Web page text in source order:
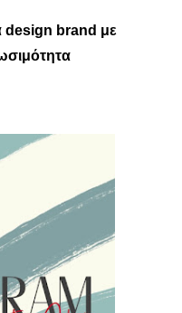
design brand με